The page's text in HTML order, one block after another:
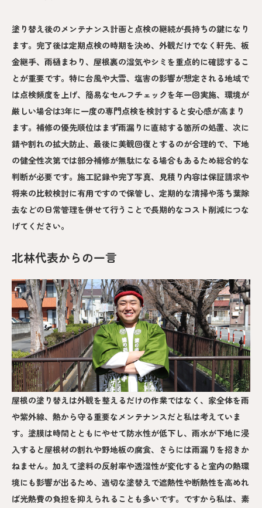
塗り替え後のメンテナンス計画と点検の継続が長持ちの鍵になり
ます。完了後は定期点検の時期を決め、外観だけでなく軒先、板
金継手、雨樋まわり、屋根裏の湿気やシミを重点的に確認するこ
とが重要です。特に台風や大雪、塩害の影響が想定される地域で
は点検頻度を上げ、簡易なセルフチェックを年一回実施、環境が
厳しい場合は3年に一度の専門点検を検討すると安心感が高まり
ます。補修の優先順位はまず雨漏りに直結する箇所の処置、次に
錆や割れの拡大防止、最後に美観回復とするのが合理的で、下地
の健全性次第では部分補修が無駄になる場合もあるため総合的な
判断が必要です。施工記録や完了写真、見積り内容は保証請求や
将来の比較検討に有用ですので保管し、定期的な清掃や落ち葉除
去などの日常管理を併せて行うことで長期的なコスト削減につな
げてください。
北林代表からの一言
屋根の塗り替えは外観を整えるだけの作業ではなく、家全体を雨
や紫外線、熱から守る重要なメンテナンスだと私は考えていま
す。塗膜は時間とともにやせて防水性が低下し、雨水が下地に浸
入すると屋根材の割れや野地板の腐食、さらには雨漏りを招きか
ねません。加えて塗料の反射率や透湿性が変化すると室内の熱環
境にも影響が出るため、適切な塗替えで遮熱性や断熱性を高めれ
ば光熱費の負担を抑えられることも多いです。ですから私は、素